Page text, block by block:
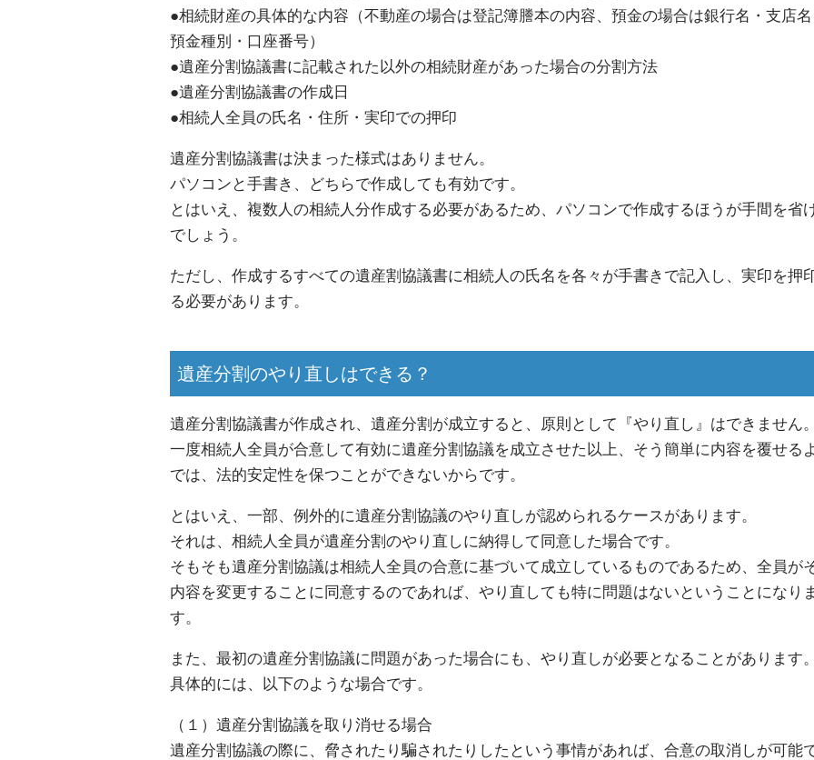
●相続財産の具体的な内容（不動産の場合は登記簿謄本の内容、預金の場合は銀行名・支店名
預金種別・口座番号）
●遺産分割協議書に記載された以外の相続財産があった場合の分割方法
●遺産分割協議書の作成日
●相続人全員の氏名・住所・実印での押印
遺産分割協議書は決まった様式はありません。
パソコンと手書き、どちらで作成しても有効です。
とはいえ、複数人の相続人分作成する必要があるため、パソコンで作成するほうが手間を省
でしょう。
ただし、作成するすべての遺産割協議書に相続人の氏名を各々が手書きで記入し、実印を押
る必要があります。
遺産分割のやり直しはできる？
遺産分割協議書が作成され、遺産分割が成立すると、原則として『やり直し』はできません。
一度相続人全員が合意して有効に遺産分割協議を成立させた以上、そう簡単に内容を覆せる
では、法的安定性を保つことができないからです。
とはいえ、一部、例外的に遺産分割協議のやり直しが認められるケースがあります。
それは、相続人全員が遺産分割のやり直しに納得して同意した場合です。
そもそも遺産分割協議は相続人全員の合意に基づいて成立しているものであるため、全員が
内容を変更することに同意するのであれば、やり直しても特に問題はないということになりま
す。
また、最初の遺産分割協議に問題があった場合にも、やり直しが必要となることがあります。
具体的には、以下のような場合です。
（１）遺産分割協議を取り消せる場合
遺産分割協議の際に、脅されたり騙されたりしたという事情があれば、合意の取消しが可能